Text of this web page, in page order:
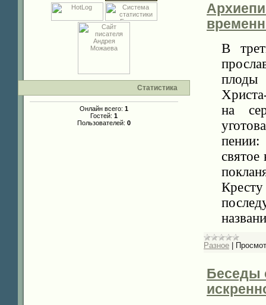
Статистика
Онлайн всего: 1
Гостей: 1
Пользователей: 0
В
плоды
на
Разное
Беседы